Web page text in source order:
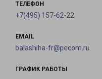
ТЕЛЕФОН
+7(495) 157-62-22
EMAIL
balashiha-fr@pecom.ru
ГРАФИК РАБОТЫ